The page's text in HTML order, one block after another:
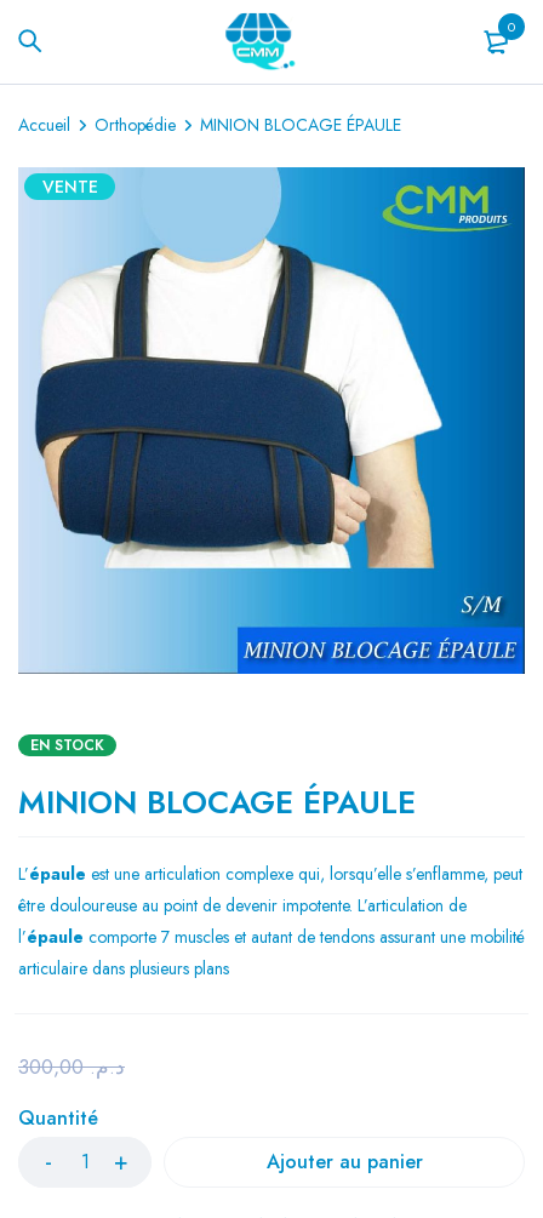
0
Accueil Orthopédie MINION BLOCAGE ÉPAULE
VENTE
EN STOCK
MINION BLOCAGE ÉPAULE
L’épaule est une articulation complexe qui, lorsqu’elle s’enflamme, peut
être douloureuse au point de devenir impotente. L’articulation de
l’épaule comporte 7 muscles et autant de tendons assurant une mobilité
articulaire dans plusieurs plans
د.م.300,00
Quantité
Ajouter au panier